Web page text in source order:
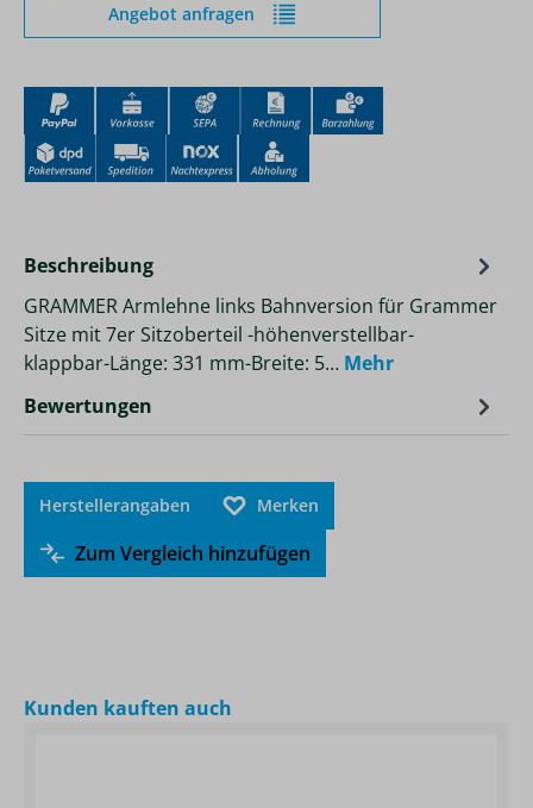
Angebot anfragen
Beschreibung
GRAMMER Armlehne links Bahnversion für Grammer
Sitze mit 7er Sitzoberteil -höhenverstellbar-
klappbar-Länge: 331 mm-Breite: 5… Mehr
Bewertungen
Herstellerangaben Merken
Zum Vergleich hinzufügen
Produktgalerie überspringen
Kunden kauften auch